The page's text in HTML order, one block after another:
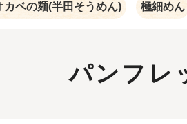
カベの麺(半田そうめん) 極細めん
パンフレ